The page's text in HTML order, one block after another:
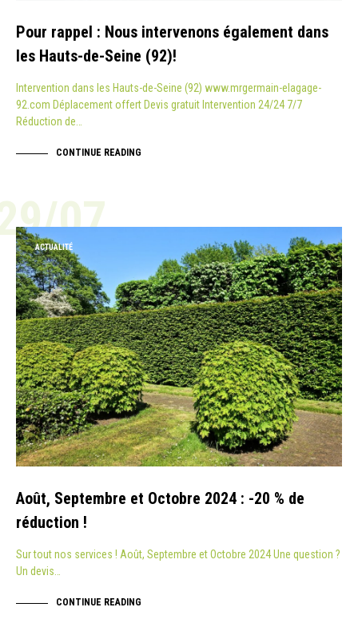
Pour rappel : Nous intervenons également dans
les Hauts-de-Seine (92)!
Intervention dans les Hauts-de-Seine (92) www.mrgermain-elagage-
92.com Déplacement offert Devis gratuit Intervention 24/24 7/7
Réduction de…
CONTINUE READING
07
ACTUALITÉ
Août, Septembre et Octobre 2024 : -20 % de
réduction !
Sur tout nos services ! Août, Septembre et Octobre 2024 Une question ?
Un devis…
CONTINUE READING